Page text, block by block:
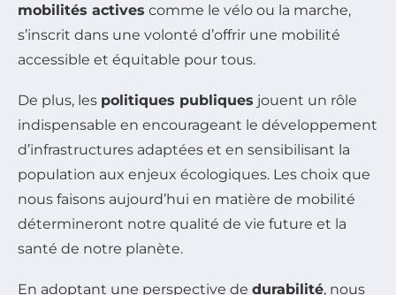
mobilités actives comme le vélo ou la marche,
s’inscrit dans une volonté d’offrir une mobilité
accessible et équitable pour tous.
De plus, les politiques publiques jouent un rôle
indispensable en encourageant le développement
d’infrastructures adaptées et en sensibilisant la
population aux enjeux écologiques. Les choix que
nous faisons aujourd’hui en matière de mobilité
détermineront notre qualité de vie future et la
santé de notre planète.
En adoptant une perspective de durabilité, nous